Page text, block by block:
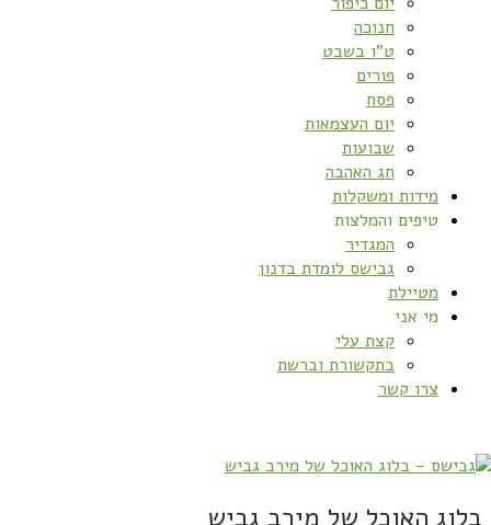
חנוכה
ט”ו בשבט
פורים
פסח
יום העצמאות
שבועות
חג האהבה
מידות ומשקלות
טיפים והמלצות
המגדיר
גבישס לומדת בדנון
מטיילת
מי אני
קצת עלי
בתקשורת וברשת
צרו קשר
בלוג האוכל של מירב גביש